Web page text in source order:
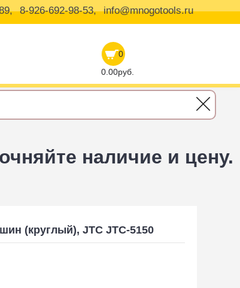
8-926-692-98-53, info@mnogotools.ru
0
0.00руб.
наличие и цену.
(круглый), JTC JTC-5150